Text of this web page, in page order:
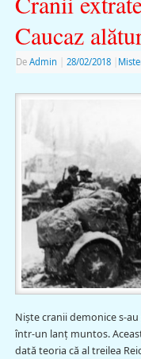
Caucaz
De Admin 28/02/2018
Nişte cranii demonice s-
într-un lanț muntos.
dată teoria că al treilea